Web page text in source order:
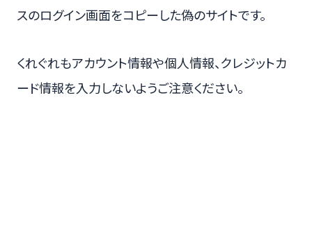
スのログイン画面をコピーした偽のサイトです。
くれぐれもアカウント情報や個人情報、クレジットカ
ード情報を入力しないようご注意ください。